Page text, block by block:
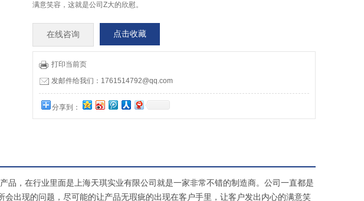
满意笑容，这就是公司Z大的欣慰。
在线咨询 点击收藏
打印当前页
发邮件给我们：1761514792@qq.com
分享到：
品，在行业里面是上海天琪实业有限公司就是一家非常不错的制造商。公司一直都是
出现的问题，尽可能的让产品无瑕疵的出现在客户手里，让客户发出内心的满意笑